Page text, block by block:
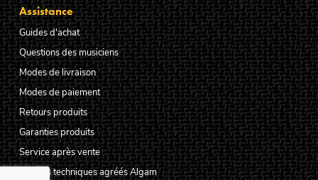
Assistance
Guides d'achat
Questions des musiciens
Modes de livraison
Modes de paiement
Retours produits
Garanties produits
Service après vente
Centres techniques agréés Algam